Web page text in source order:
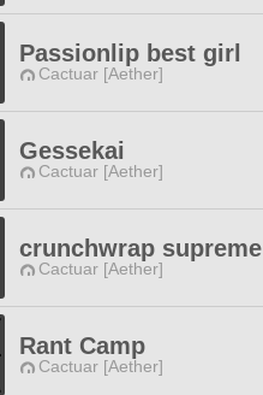
Passionlip best girl
Cactuar [Aether]
Gessekai
Cactuar [Aether]
crunchwrap supreme
Cactuar [Aether]
Rant Camp
Cactuar [Aether]